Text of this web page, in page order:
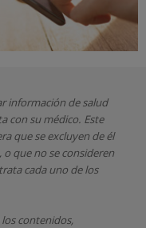
información de salud
con su médico. Este
que se excluyen de él
que no se consideren
cada uno de los
contenidos,